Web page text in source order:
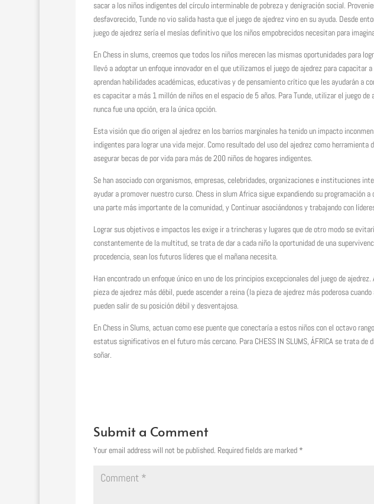
sacar a los niños indigentes del círculo interminable de pobreza y denigración social.
desfavorecido, Tunde no vio salida hasta que el juego de ajedrez vino en su ayuda. Desde
juego de ajedrez sería el mesías definitivo que los niños empobrecidos necesitan para
En Chess in slums, creemos que todos los niños merecen las mismas oportunidades para
llevó a adoptar un enfoque innovador en el que utilizamos el juego de ajedrez para capacitar
aprendan habilidades académicas, educativas y de pensamiento crítico que les ayudarán a
es capacitar a más 1 millón de niños en el espacio de 5 años. Para Tunde, utilizar el juego
nunca fue una opción, era la única opción.
Esta visión que dio origen al ajedrez en los barrios marginales ha tenido un impacto
indigentes para lograr una vida mejor. Como resultado del uso del ajedrez como
asegurar becas de por vida para más de 200 niños de hogares indigentes.
Se han asociado con organismos, empresas, celebridades, organizaciones e instituciones
ayudar a promover nuestro curso. Chess in slum Africa sigue expandiendo su programación
una parte más importante de la comunidad, y Continuar asociándonos y trabajando con
Lograr sus objetivos e impactos les exige ir a trincheras y lugares que de otro modo se
constantemente de la multitud, se trata de dar a cada niño la oportunidad de una
procedencia, sean los futuros líderes que el mañana necesita.
Han encontrado un enfoque único en uno de los principios excepcionales del juego de
pieza de ajedrez más débil, puede ascender a reina (la pieza de ajedrez más poderosa
pueden salir de su posición débil y desventajosa.
En Chess in Slums, actuan como ese puente que conectaría a estos niños con el octavo
estatus significativos en el futuro más cercano. Para CHESS IN SLUMS, ÁFRICA se trata de
soñar.
Submit a Comment
Your email address will not be published. Required fields are marked *